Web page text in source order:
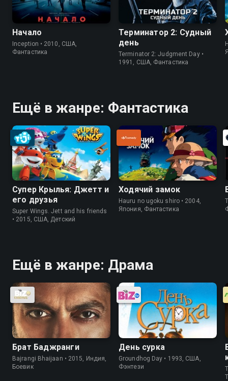
Начало
Inception • 2010, США,
Фантастика
Терминатор 2: Судный
день
Terminator 2: Judgment Day •
1991, США, Фантастика
Ещё в жанре: Фантастика
Супер Крылья: Джетт и
его друзья
Super Wings. Jett and his friends
• 2015, США, Детский
Ходячий замок
Hauru no ugoku shiro • 2004,
Япония, Фантастика
Ещё в жанре: Драма
Брат Баджранги
Bajrangi Bhaijaan • 2015, Индия,
Боевик
День сурка
Groundhog Day • 1993, США,
Фэнтези